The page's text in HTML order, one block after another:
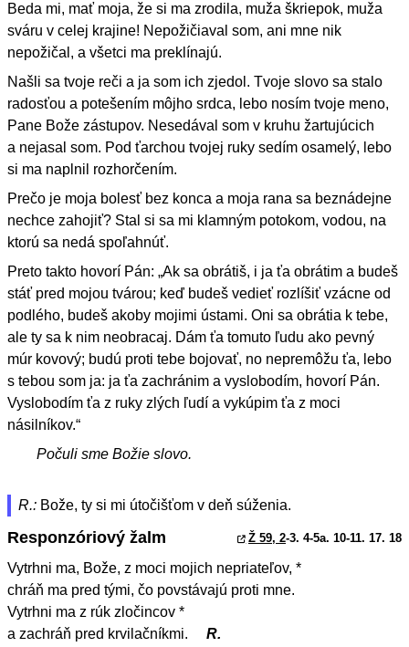
Beda mi, mať moja, že si ma zrodila, muža škriepok, muža
sváru v celej krajine! Nepožičiaval som, ani mne nik
nepožičal, a všetci ma preklínajú.
Našli sa tvoje reči a ja som ich zjedol. Tvoje slovo sa stalo
radosťou a potešením môjho srdca, lebo nosím tvoje meno,
Pane Bože zástupov. Nesedával som v kruhu žartujúcich
a nejasal som. Pod ťarchou tvojej ruky sedím osamelý, lebo
si ma naplnil rozhorčením.
Prečo je moja bolesť bez konca a moja rana sa beznádejne
nechce zahojiť? Stal si sa mi klamným potokom, vodou, na
ktorú sa nedá spoľahnúť.
Preto takto hovorí Pán: „Ak sa obrátiš, i ja ťa obrátim a budeš
stáť pred mojou tvárou; keď budeš vedieť rozlíšiť vzácne od
podlého, budeš akoby mojimi ústami. Oni sa obrátia k tebe,
ale ty sa k nim neobracaj. Dám ťa tomuto ľudu ako pevný
múr kovový; budú proti tebe bojovať, no nepremôžu ťa, lebo
s tebou som ja: ja ťa zachránim a vyslobodím, hovorí Pán.
Vyslobodím ťa z ruky zlých ľudí a vykúpim ťa z moci
násilníkov.“
Počuli sme Božie slovo.
R.: Bože, ty si mi útočišťom v deň súženia.
Responzóriový žalm Ž 59, 2-3. 4-5a. 10-11. 17. 18
Vytrhni ma, Bože, z moci mojich nepriateľov, *
chráň ma pred tými, čo povstávajú proti mne.
Vytrhni ma z rúk zločincov *
a zachráň pred krvilačníkmi.
R.